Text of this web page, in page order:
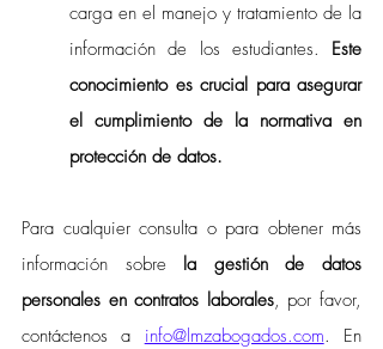
carga en el manejo y tratamiento de la
información de los estudiantes. Este
conocimiento es crucial para asegurar
el cumplimiento de la normativa en
protección de datos.
Para cualquier consulta o para obtener más
información sobre la gestión de datos
personales en contratos laborales, por favor,
contáctenos a info@lmzabogados.com. En